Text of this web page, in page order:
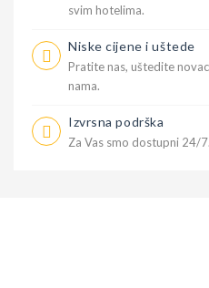
svim hotelima.
Niske cijene i uštede
Pratite nas, uštedite
nama.
Izvrsna podrška
Za Vas smo dostupni 24/7.